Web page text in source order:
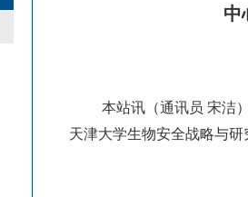
中
本站讯（通讯员 宋洁）国
天津大学生物安全战略与